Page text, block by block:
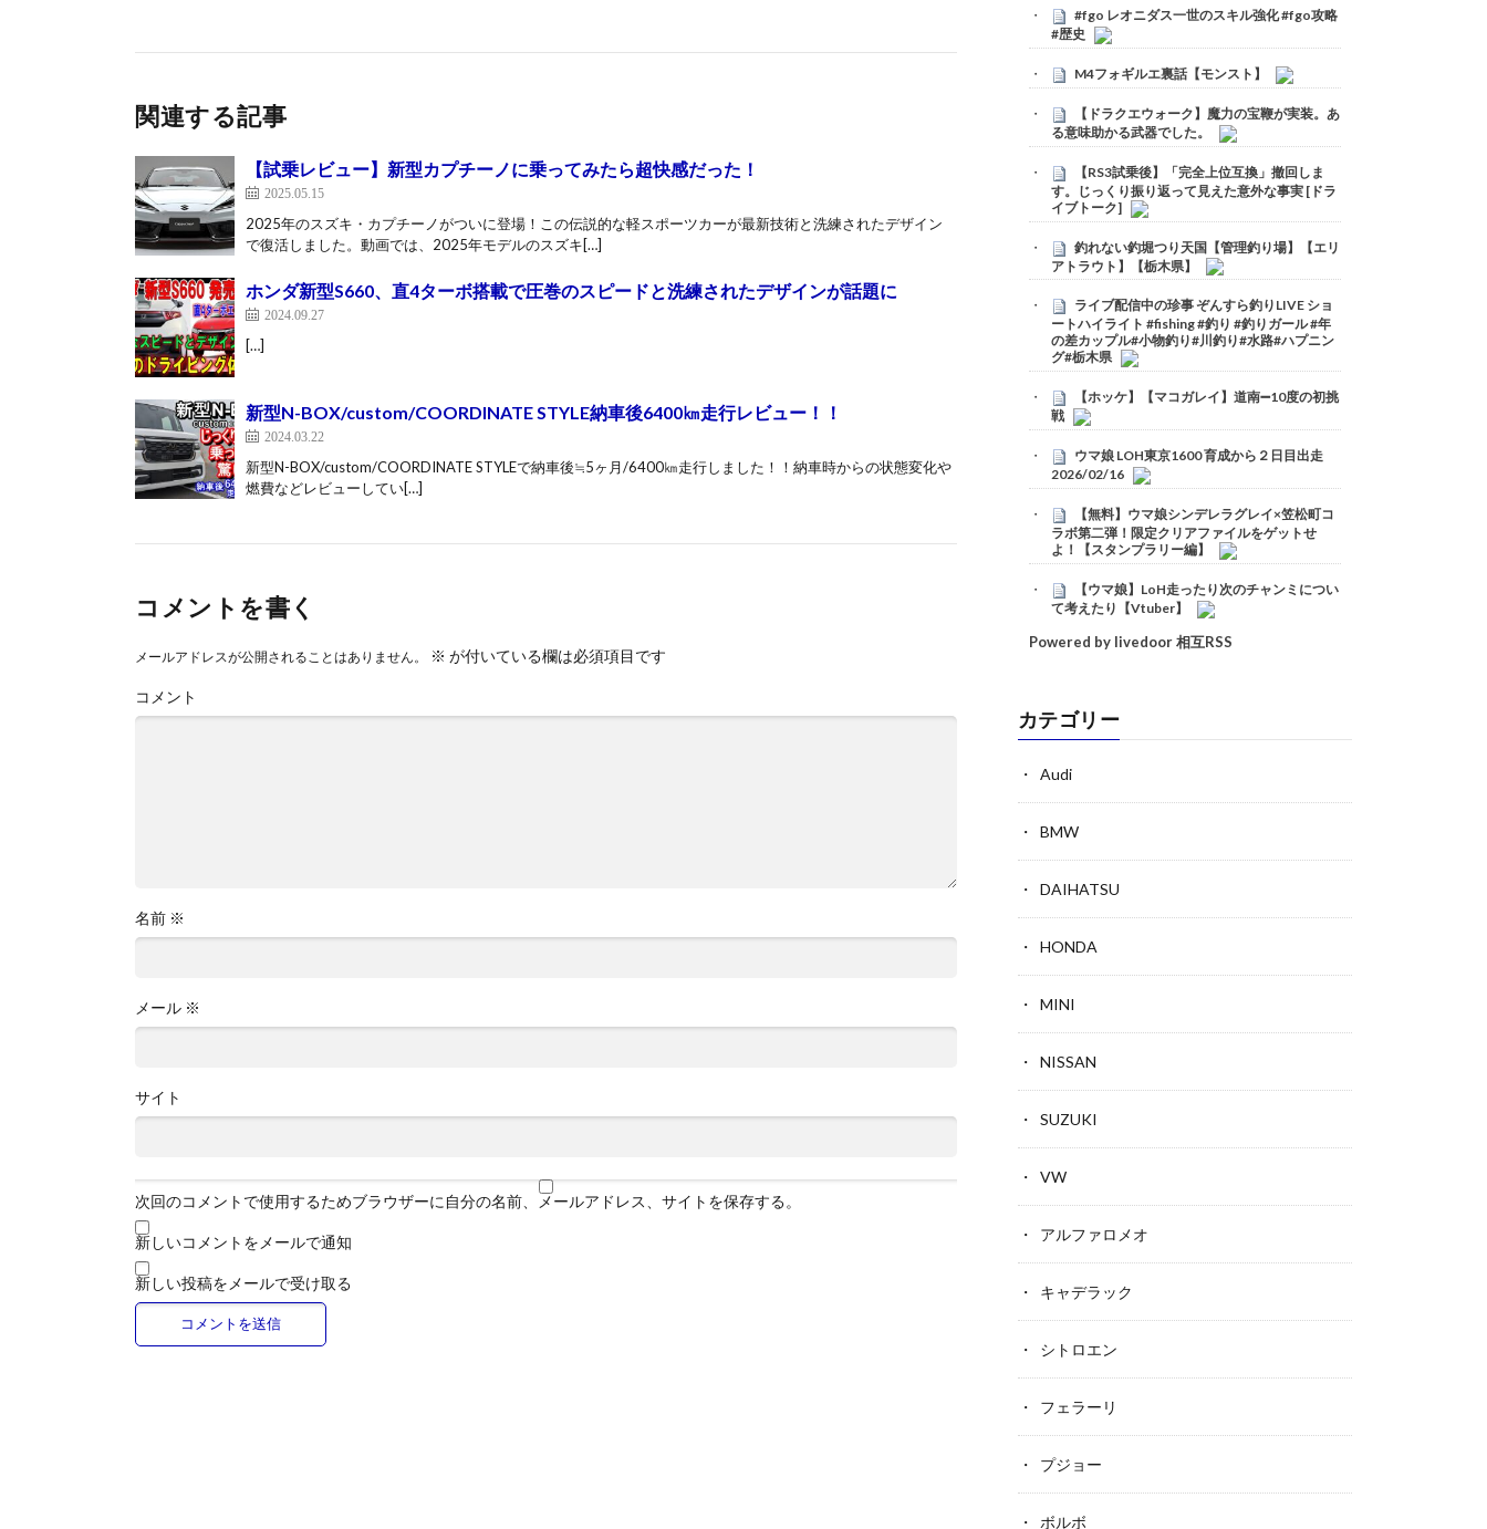
関連する記事
【試乗レビュー】新型カプチーノに乗ってみたら超快感だった！
2025.05.15
2025年のスズキ・カプチーノがついに登場！この伝説的な軽スポーツカーが最新技術と洗練されたデザイン
で復活しました。動画では、2025年モデルのスズキ[…]
ホンダ新型S660、直4ターボ搭載で圧巻のスピードと洗練されたデザインが話題に
2024.09.27
[…]
新型N-BOX/custom/COORDINATE STYLE納車後6400㎞走行レビュー！！
2024.03.22
新型N-BOX/custom/COORDINATE STYLEで納車後≒5ヶ月/6400㎞走行しました！！納車時からの状態変化や
燃費などレビューしてい[…]
コメントを書く
メールアドレスが公開されることはありません。 ※ が付いている欄は必須項目です
コメント
名前 ※
メール ※
サイト
次回のコメントで使用するためブラウザーに自分の名前、メールアドレス、サイトを保存する。
新しいコメントをメールで通知
新しい投稿をメールで受け取る
#fgo レオニダス一世のスキル強化 #fgo攻略
#歴史
M4フォギルエ裏話【モンスト】
【ドラクエウォーク】魔力の宝鞭が実装。あ
る意味助かる武器でした。
【RS3試乗後】「完全上位互換」撤回しま
す。じっくり振り返って見えた意外な事実 [ドラ
イブトーク]
釣れない釣堀つり天国【管理釣り場】【エリ
アトラウト】【栃木県】
ライブ配信中の珍事 ぞんすら釣りLIVE ショ
ートハイライト #fishing #釣り #釣りガール #年
の差カップル#小物釣り#川釣り#水路#ハプニン
グ#栃木県
【ホッケ】【マコガレイ】道南➖10度の初挑
戦
ウマ娘 LOH東京1600 育成から２日目出走
2026/02/16
【無料】ウマ娘シンデレラグレイ×笠松町コ
ラボ第二弾！限定クリアファイルをゲットせ
よ！【スタンプラリー編】
【ウマ娘】LoH走ったり次のチャンミについ
て考えたり【Vtuber】
Powered by livedoor 相互RSS
カテゴリー
Audi
BMW
DAIHATSU
HONDA
MINI
NISSAN
SUZUKI
VW
アルファロメオ
キャデラック
シトロエン
フェラーリ
プジョー
ボルボ